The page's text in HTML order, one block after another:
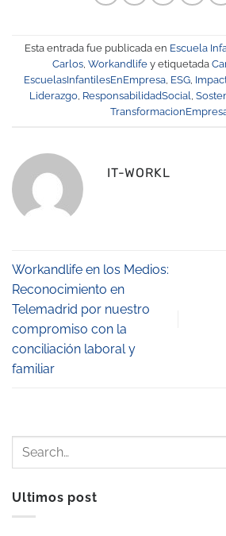
Esta entrada fue publicada en Escuela
Carlos, Workandlife y etiquetada
EscuelasInfantilesEnEmpresa, ESG,
Liderazgo, ResponsabilidadSocial,
IT-WORKL
Workandlife en los Medios:
Reconocimiento en
Telemadrid por nuestro
compromiso con la
conciliación laboral y
familiar
Ultimos post